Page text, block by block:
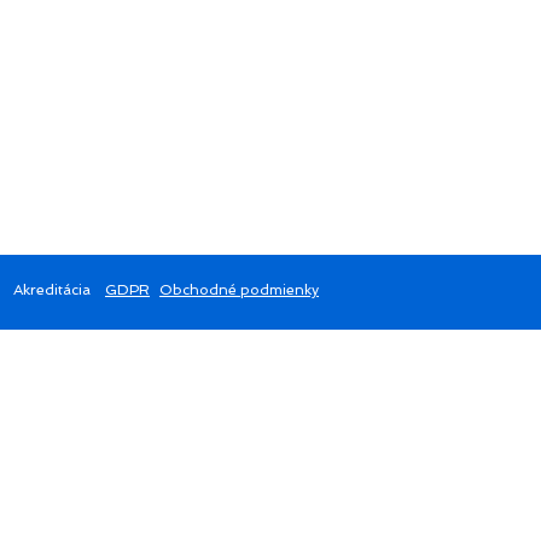
Akreditácia GDPR Obchodné podmienky